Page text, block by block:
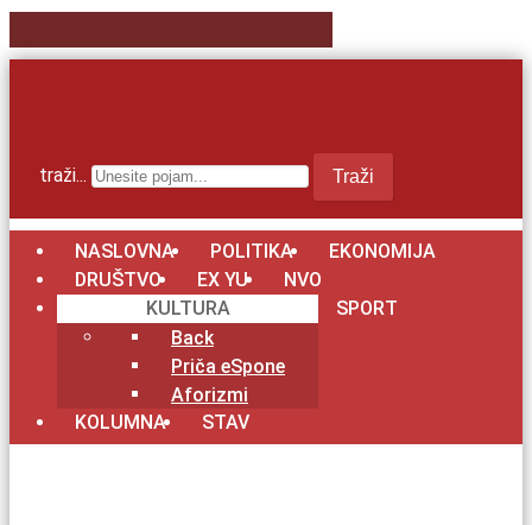
traži... Traži
NASLOVNA POLITIKA
EKONOMIJA
DRUŠTVO
EX YU
NVO
KULTURA
Back
Priča eSpone
Aforizmi
SPORT
KOLUMNA STAV